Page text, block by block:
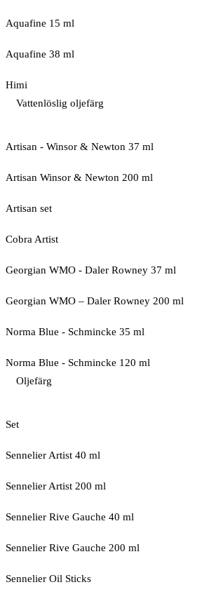
Aquafine 15 ml
Aquafine 38 ml
Himi
Vattenlöslig oljefärg
Artisan - Winsor & Newton 37 ml
Artisan Winsor & Newton 200 ml
Artisan set
Cobra Artist
Georgian WMO - Daler Rowney 37 ml
Georgian WMO – Daler Rowney 200 ml
Norma Blue - Schmincke 35 ml
Norma Blue - Schmincke 120 ml
Oljefärg
Set
Sennelier Artist 40 ml
Sennelier Artist 200 ml
Sennelier Rive Gauche 40 ml
Sennelier Rive Gauche 200 ml
Sennelier Oil Sticks